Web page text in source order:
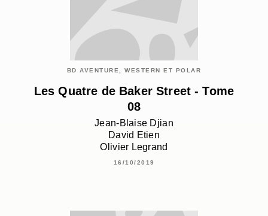
BD AVENTURE, WESTERN ET POLAR
Les Quatre de Baker Street - Tome
08
Jean-Blaise Djian
David Etien
Olivier Legrand
16/10/2019